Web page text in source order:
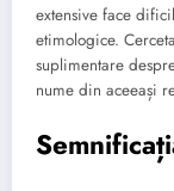
extensive face
etimologice.
suplimentare
nume din aceeași